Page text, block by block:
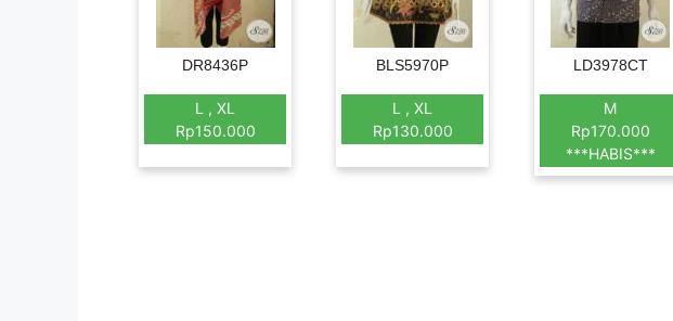
DR8436P
L , XL
Rp150.000
BLS5970P
L , XL
Rp130.000
LD3978CT
M
Rp170.000
***HABIS***